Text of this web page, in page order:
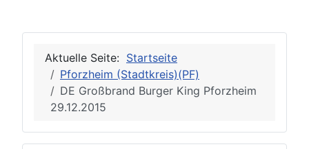
Aktuelle Seite: Startseite
Pforzheim (Stadtkreis)(PF)
DE Großbrand Burger King Pforzheim
29.12.2015